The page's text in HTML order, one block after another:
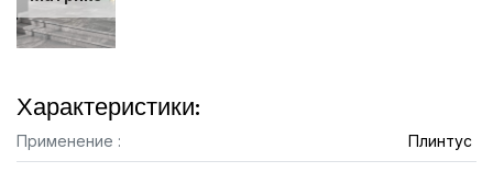
Характеристики:
Применение : Плинтус